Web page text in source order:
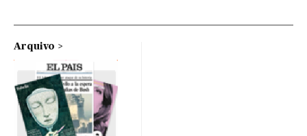
Arquivo